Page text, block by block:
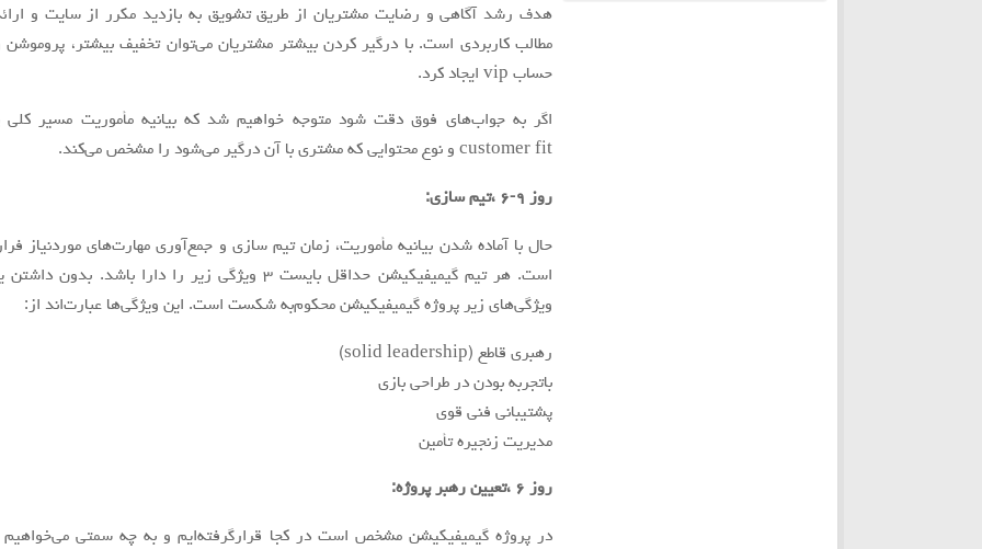
هدف رشد آگاهی و رضايت مشتريان از طريق تشويق به بازديد مكرر از سايت و
مطالب كاربردي است. با درگير كردن بيشتر مشتريان می‌توان تخفيف بيشتر، پروموشن
حساب vip ايجاد كرد.
اگر به جواب‌های فوق دقت شود متوجه خواهيم شد كه بيانيه مأموریت مسير كلي
customer fit و نوع محتوايي كه مشتري با آن درگير می‌شود را مشخص می‌کند.
روز ٩-٦ ،تيم سازي:
حال با آماده شدن بيانيه مأموریت، زمان تيم سازي و جمع‌آوری مهارت‌های موردنیاز
است. هر تيم گيميفيكيشن حداقل بايست ٣ ويژگي زير را دارا باشد. بدون
ویژگی‌های زير پروژه گيميفيكيشن محکوم‌به شكست است. اين ویژگی‌ها عبارت‌اند از:
رهبري قاطع (solid leadership)
باتجربه بودن در طراحي بازي
پشتيباني فني قوي
مديريت زنجيره تأمین
روز ٦ ،تعيين رهبر پروژه:
در پروژه گيميفيكيشن مشخص است در كجا قرارگرفته‌ایم و به چه سمتي